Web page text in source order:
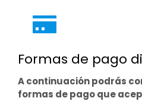
Formas de pago
A continuación podrás
formas de pago que